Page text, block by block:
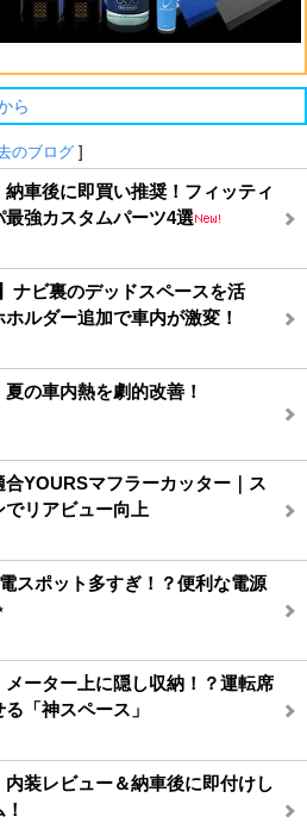
ら
のブログ ]
納車後に即買い推奨！フィッティ
強カスタムパーツ4選
ナビ裏のデッドスペースを活
ルダー追加で車内が激変！
夏の車内熱を劇的改善！
合YOURSマフラーカッター｜ス
リアビュー向上
スポット多すぎ！？便利な電源
メーター上に隠し収納！？運転席
「神スペース」
内装レビュー＆納車後に即付けし